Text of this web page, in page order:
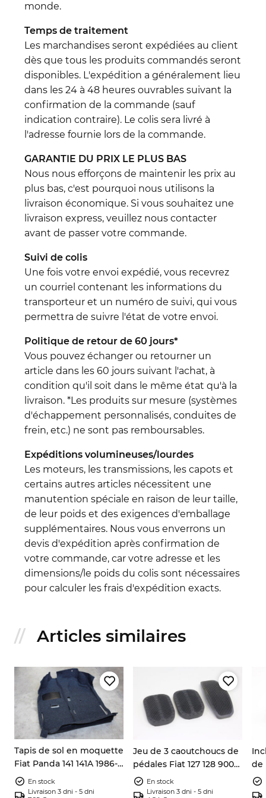
monde.
Temps de traitement
Les marchandises seront expédiées au client
dès que tous les produits commandés seront
disponibles. L'expédition a généralement lieu
dans les 24 à 48 heures ouvrables suivant la
confirmation de la commande (sauf
indication contraire). Le colis sera livré à
l'adresse fournie lors de la commande.
GARANTIE DU PRIX LE PLUS BAS
Nous nous efforçons de maintenir les prix au
plus bas, c'est pourquoi nous utilisons la
livraison économique. Si vous souhaitez une
livraison express, veuillez nous contacter
avant de passer votre commande.
Suivi de colis
Une fois votre envoi expédié, vous recevrez
un courriel contenant les informations du
transporteur et un numéro de suivi, qui vous
permettra de suivre l'état de votre envoi.
Politique de retour de 60 jours*
Vous pouvez échanger ou retourner un
article dans les 60 jours suivant l'achat, à
condition qu'il soit dans le même état qu'à la
livraison. *Les produits sur mesure (systèmes
d'échappement personnalisés, conduites de
frein, etc.) ne sont pas remboursables.
Expéditions volumineuses/lourdes
Les moteurs, les transmissions, les capots et
certains autres articles nécessitent une
manutention spéciale en raison de leur taille,
de leur poids et des exigences d'emballage
supplémentaires. Nous vous enverrons un
devis d'expédition après confirmation de
votre commande, car votre adresse et les
dimensions/le poids du colis sont nécessaires
pour calculer les frais d'expédition exacts.
Articles similaires
Tapis de sol en moquette
Fiat Panda 141 141A 1986-
2003En stock
Livraison 3 dni - 5 dni
Jeu de 3 caoutchoucs de
pédales Fiat 127 128 900
Panda X1/9 A112
En stock
Livraison 3 dni - 5 dni
de